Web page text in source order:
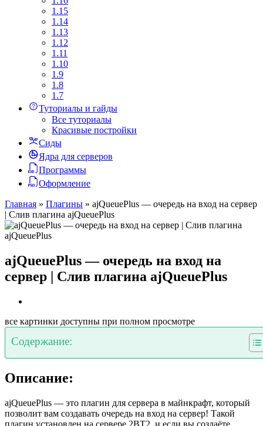
1.15
1.14
1.13
1.12
1.11
1.10
1.9
1.8
1.7
Туториалы и гайды
Все туториалы
Красивые постройки
Сиды
Ядра для серверов
Программы
Оформление
Главная » Плагины » ajQueuePlus — очередь на вход на сервер
| Слив плагина ajQueuePlus
ajQueuePlus — очередь на вход на
сервер | Слив плагина ajQueuePlus
все картинки доступны при полном просмотре
Содержание:
Описание:
ajQueuePlus — это плагин для сервера в майнкрафт, который
позволит вам создавать очередь на вход на сервер! Такой
плагин установлен на сервере 2BT2, и если вы создаёте